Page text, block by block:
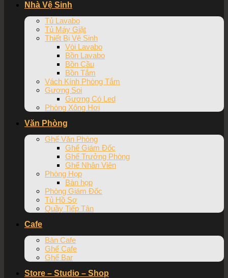
Nhà Vệ Sinh
Tủ Lavabo
Tủ Máy Giặt
Thiết Bị Vệ Sinh
Vòi Lavabo
Bồn Lavabo
Bồn Cầu
Bồn Tắm
Vách Kính Phòng Tắm
Gương Soi
Gương Có Led
Phòng Xông Hơi
Văn Phòng
Ghế Văn Phòng
Ghế Giám Đốc
Ghế Trưởng Phòng
Ghế Nhân Viên
Phòng Họp
Bàn họp
Phòng Giám Đốc
Tủ Hồ Sơ
Quầy Tiếp Tân
Cafe
Bàn Cafe
Ghế Cafe
Ghế Bar
Store – Studio – Shop